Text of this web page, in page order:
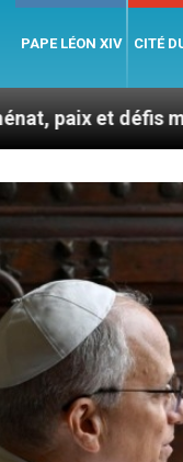
PAPE LÉON XIV CITÉ
migratoires